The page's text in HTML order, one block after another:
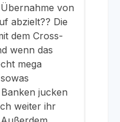
von
abzielt?? Die
dem Cross-
wenn das
mega
jucken
weiter ihr